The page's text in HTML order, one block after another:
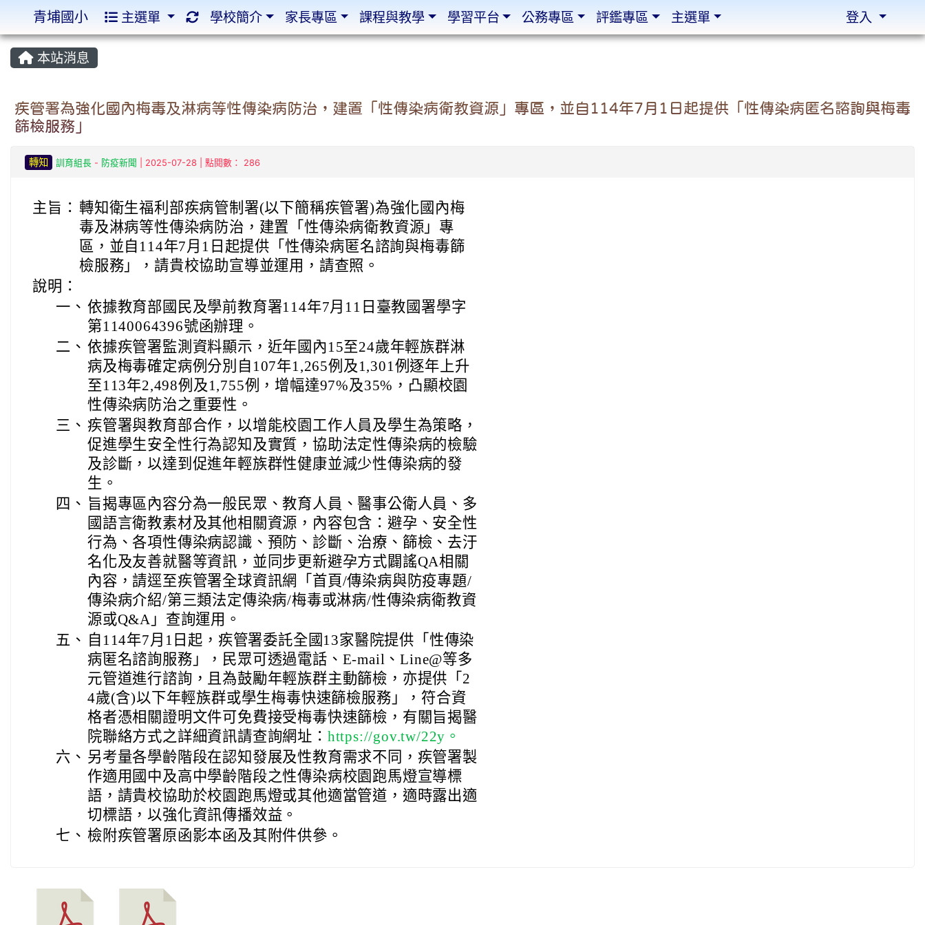
:::
本站消息
疾管署為強化國內梅毒及淋病等性傳染病防治，建置「性傳染病衛教資源」專區，並自114年7月1日起提供「性傳染病匿名諮詢與梅毒
篩檢服務」
轉知 訓育組長- 防疫新聞 | 2025-07-28 | 點閱數： 286
主旨： 轉知衛生福利部疾病管制署(以下簡稱疾管署)為強化國內梅
毒及淋病等性傳染病防治，建置「性傳染病衛教資源」專
區，並自114年7月1日起提供「性傳染病匿名諮詢與梅毒篩
檢服務」，請貴校協助宣導並運用，請查照。
說明：
一、 依據教育部國民及學前教育署114年7月11日臺教國署學字
第1140064396號函辦理。
二、 依據疾管署監測資料顯示，近年國內15至24歲年輕族群淋
病及梅毒確定病例分別自107年1,265例及1,301例逐年上升
至113年2,498例及1,755例，增幅達97%及35%，凸顯校園
性傳染病防治之重要性。
三、 疾管署與教育部合作，以增能校園工作人員及學生為策略，
促進學生安全性行為認知及實質，協助法定性傳染病的檢驗
及診斷，以達到促進年輕族群性健康並減少性傳染病的發
生。
四、 旨揭專區內容分為一般民眾、教育人員、醫事公衛人員、多
國語言衛教素材及其他相關資源，內容包含：避孕、安全性
行為、各項性傳染病認識、預防、診斷、治療、篩檢、去汙
名化及友善就醫等資訊，並同步更新避孕方式闢謠QA相關
內容，請逕至疾管署全球資訊網「首頁/傳染病與防疫專題/
傳染病介紹/第三類法定傳染病/梅毒或淋病/性傳染病衛教資
源或Q&A」查詢運用。
五、 自114年7月1日起，疾管署委託全國13家醫院提供「性傳染
病匿名諮詢服務」，民眾可透過電話、E-mail、Line@等多
元管道進行諮詢，且為鼓勵年輕族群主動篩檢，亦提供「2
4歲(含)以下年輕族群或學生梅毒快速篩檢服務」，符合資
格者憑相關證明文件可免費接受梅毒快速篩檢，有關旨揭醫
院聯絡方式之詳細資訊請查詢網址： https://gov.tw/22y。
六、 另考量各學齡階段在認知發展及性教育需求不同，疾管署製
作適用國中及高中學齡階段之性傳染病校園跑馬燈宣導標
語，請貴校協助於校園跑馬燈或其他適當管道，適時露出適
切標語，以強化資訊傳播效益。
七、 檢附疾管署原函影本函及其附件供參。
青埔國小 ::: 主選單 學校簡介 家長專區 課程與教學 學習平台 公務專區 評鑑專區 主選單 登入